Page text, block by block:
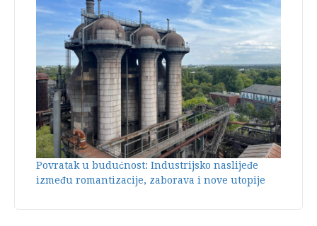
Povratak u budućnost: Industrijsko naslijeđe
između romantizacije, zaborava i nove utopije